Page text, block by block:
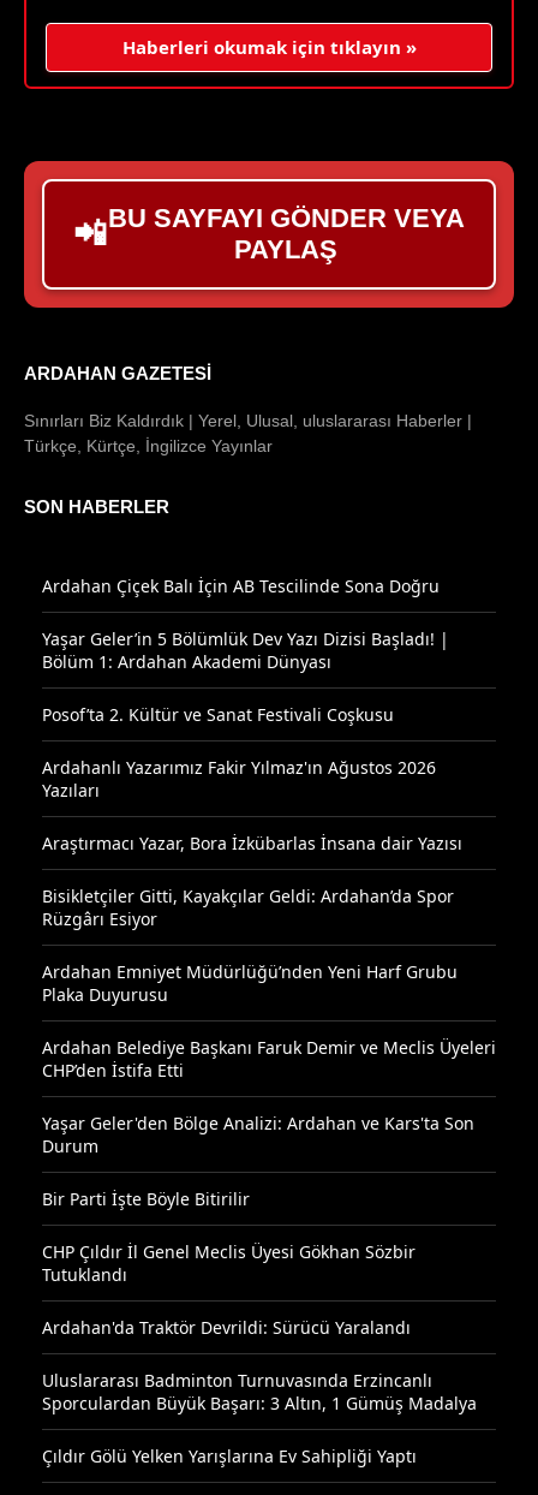
Haberleri okumak için tıklayın »
📲BU SAYFAYI GÖNDER VEYA
PAYLAŞ
ARDAHAN GAZETESI
Sınırları Biz Kaldırdık | Yerel, Ulusal, uluslararası Haberler |
Türkçe, Kürtçe, İngilizce Yayınlar
SON HABERLER
Ardahan Çiçek Balı İçin AB Tescilinde Sona Doğru
Yaşar Geler’in 5 Bölümlük Dev Yazı Dizisi Başladı! |
Bölüm 1: Ardahan Akademi Dünyası
Posof’ta 2. Kültür ve Sanat Festivali Coşkusu
Ardahanlı Yazarımız Fakir Yılmaz'ın Ağustos 2026
Yazıları
Araştırmacı Yazar, Bora İzkübarlas İnsana dair Yazısı
Bisikletçiler Gitti, Kayakçılar Geldi: Ardahan’da Spor
Rüzgârı Esiyor
Ardahan Emniyet Müdürlüğü’nden Yeni Harf Grubu
Plaka Duyurusu
Ardahan Belediye Başkanı Faruk Demir ve Meclis Üyeleri
CHP’den İstifa Etti
Yaşar Geler'den Bölge Analizi: Ardahan ve Kars'ta Son
Durum
Bir Parti İşte Böyle Bitirilir
CHP Çıldır İl Genel Meclis Üyesi Gökhan Sözbir
Tutuklandı
Ardahan'da Traktör Devrildi: Sürücü Yaralandı
Uluslararası Badminton Turnuvasında Erzincanlı
Sporculardan Büyük Başarı: 3 Altın, 1 Gümüş Madalya
Çıldır Gölü Yelken Yarışlarına Ev Sahipliği Yaptı